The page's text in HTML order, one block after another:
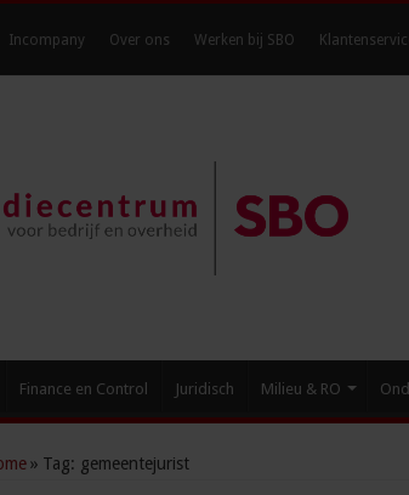
Incompany Over ons Werken bij SBO
Finance en Control Juridisch Milieu & RO
» Tag: gemeentejurist